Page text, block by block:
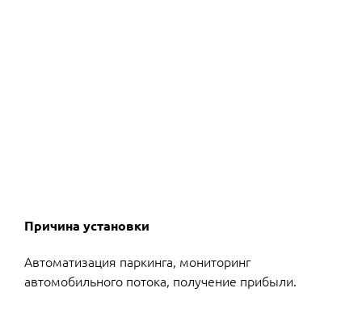
Причина установки
Автоматизация паркинга, мониторинг
автомобильного потока, получение прибыли.